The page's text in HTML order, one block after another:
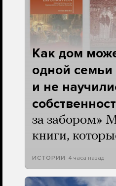
Как дом
одной семьи
и не
за забором»
книги,
ИСТОРИИ 4 часа назад